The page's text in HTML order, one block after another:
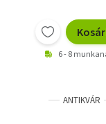
6 - 8
ANTIKVÁR